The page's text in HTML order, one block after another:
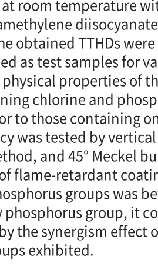
room temperature
obtained TTHDs
as test samples for
properties of
chlorine and
to those containing
was tested by
and 45° Meckel
flame-retardant
groups was
group, it
the synergism effect
exhibited.